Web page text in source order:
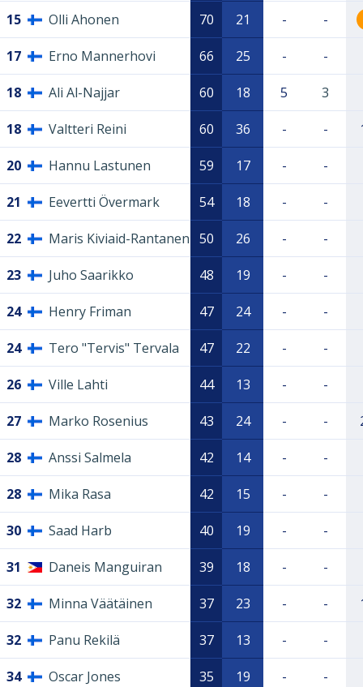
15 Olli Ahonen 70 21 - -
17 Erno Mannerhovi 66 25 - -
18 Ali Al-Najjar 60 18 5 3
18 Valtteri Reini 60 36 - -
20 Hannu Lastunen 59 17 - -
21 Eevertti Övermark 54 18 - -
22 Maris Kiviaid-Rantanen 50 26 - -
23 Juho Saarikko 48 19 - -
24 Henry Friman 47 24 - -
24 Tero "Tervis" Tervala 47 22 - -
26 Ville Lahti 44 13 - -
27 Marko Rosenius 43 24 - -
28 Anssi Salmela 42 14 - -
28 Mika Rasa 42 15 - -
30 Saad Harb 40 19 - -
31 Daneis Manguiran 39 18 - -
32 Minna Väätäinen 37 23 - -
32 Panu Rekilä 37 13 - -
34 Oscar Jones 35 19 - -